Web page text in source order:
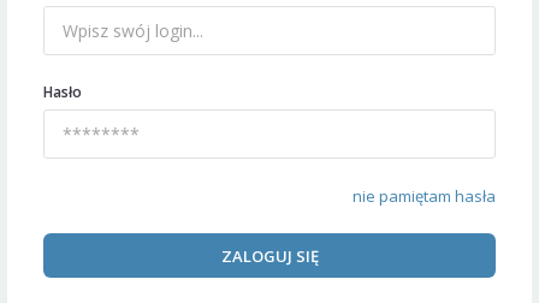
Hasło
nie pamiętam hasła
ZALOGUJ SIĘ